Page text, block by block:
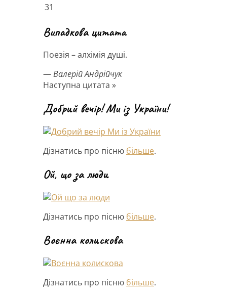
31
Випадкова цитата
Поезія – алхімія душі.
—Валерій Андрійчук
Наступна цитата »
Добрий вечір! Ми із України!
Дізнатись про пісню більше.
Ой, що за люди
Дізнатись про пісню більше.
Воєнна колискова
Дізнатись про пісню більше.